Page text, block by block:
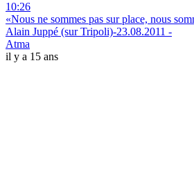
10:26
«Nous ne sommes pas sur place, nous
Alain Juppé (sur Tripoli)-23.08.2011 -
Atma
il y a 15 ans